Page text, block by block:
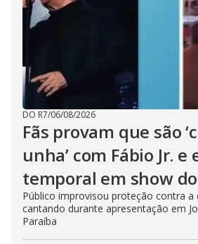
DO R7/06/08/2026
Fãs provam que são
unha’ com Fábio Jr.
temporal em show
Público improvisou proteção contra a
cantando durante apresentação em
Paraíba